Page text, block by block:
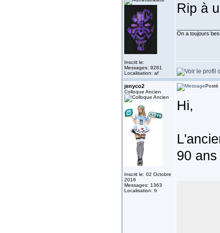
Inscrit le:
Messages: 9281
Localisation: af
Rip à
On a toujours
jenyco2
Colloque Ancien
Inscrit le: 02 Octobre
2016
Messages: 1363
Localisation: fr
Posté
Hi,
90 ans